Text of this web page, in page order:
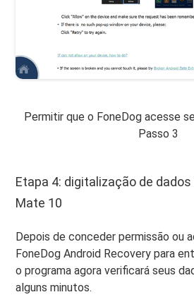
Permitir que o FoneDog acesse
Passo 3
Etapa 4: digitalização de
Mate 10
Depois de conceder permissão ou
FoneDog Android Recovery para
o programa agora verificará seus
alguns minutos.